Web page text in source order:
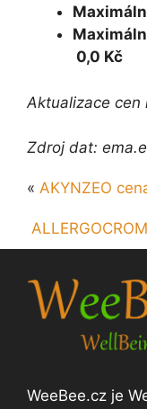
0,0 Kč
Aktualizace cen
Zdroj dat:
« AKYNZEO
WeeBee.cz je